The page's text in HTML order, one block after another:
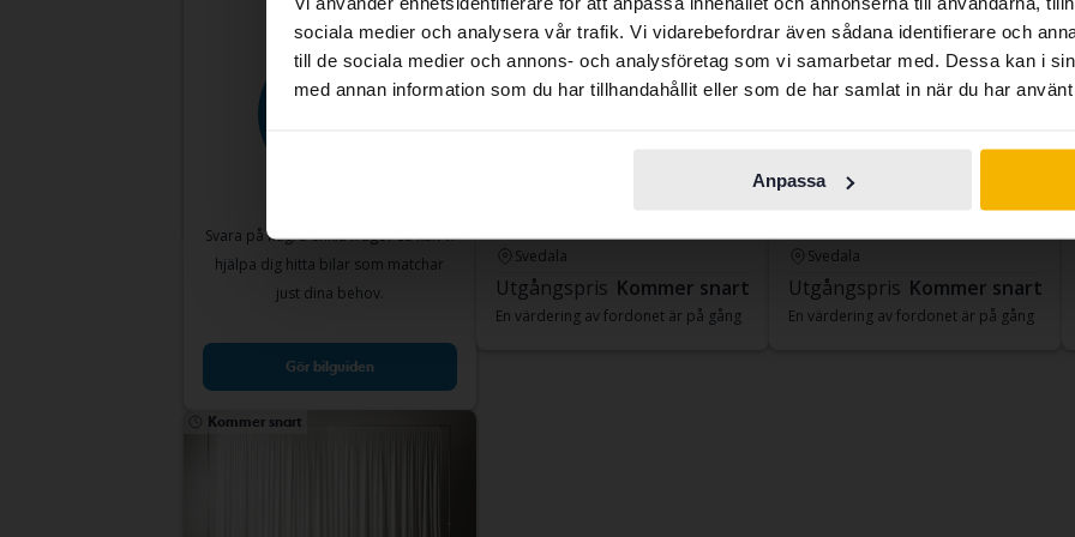
sociala medier och analysera vår trafik. Vi vidarebefordrar även sådana identifierare och
till de sociala medier och annons- och analysföretag som vi samarbetar med. Dessa kan i
med annan information som du har tillhandahållit eller som de har samlat in när du har
Anpassa
Svara på några enkla frågor så kan vi
hjälpa dig hitta bilar som matchar
just dina behov.
Gör bilguiden
Svedala
Utgångspris Kommer snart
En värdering av fordonet är på gång
Volkswagen Passat
Svedala
Utgångspris Kommer snart
En värdering av fordonet är på gång
Kommer snart
contains all the same vehicles and services.
Continue in